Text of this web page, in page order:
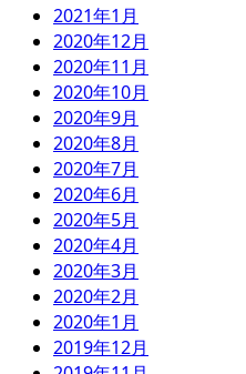
2021年1月
2020年12月
2020年11月
2020年10月
2020年9月
2020年8月
2020年7月
2020年6月
2020年5月
2020年4月
2020年3月
2020年2月
2020年1月
2019年12月